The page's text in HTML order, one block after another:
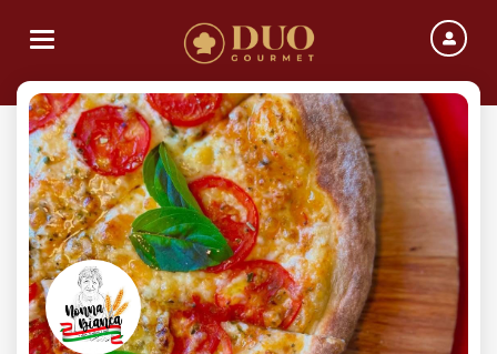
Toggle navigation